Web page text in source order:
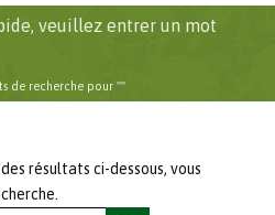
veuillez entrer un mot
de recherche pour ""
résultats ci-dessous, vous